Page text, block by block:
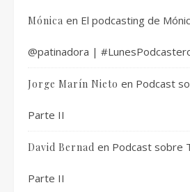
Mónica en El podcasting de
@patinadora |
Jorge Marín Nieto en Podcast
Parte II
David Bernad en Podcast sobre
Parte II